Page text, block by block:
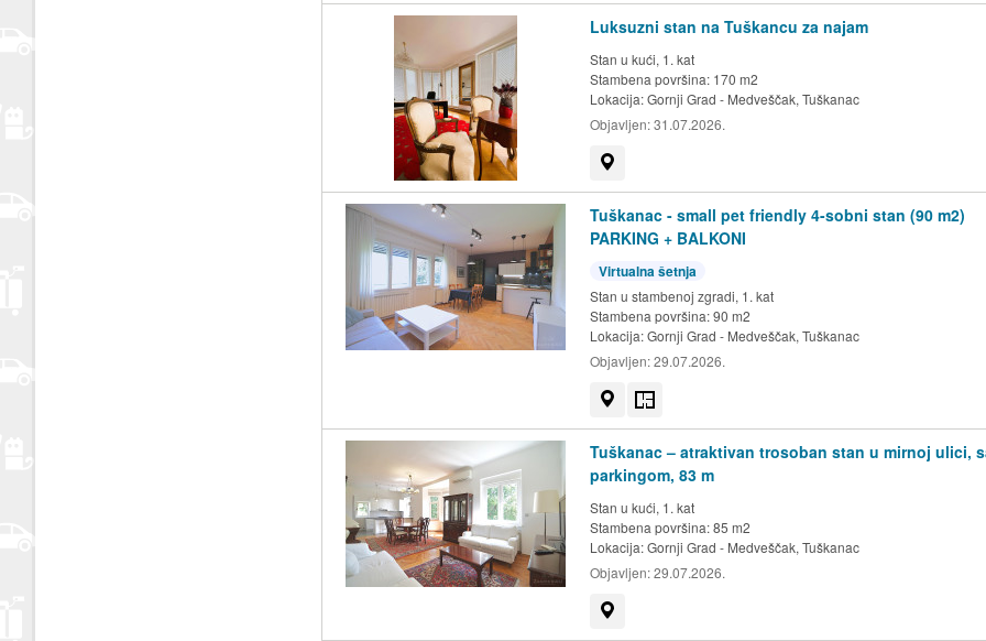
Luksuzni stan na Tuškancu za najam
Stan u kući, 1. kat
Stambena površina: 170 m2
Lokacija:Gornji Grad - Medveščak, Tuškanac
Objavljen:31.07.2026.
Tuškanac - small pet friendly 4-sobni stan (90 m2)
PARKING + BALKONI
Virtualna šetnja
Stan u stambenoj zgradi, 1. kat
Stambena površina: 90 m2
Lokacija:Gornji Grad - Medveščak, Tuškanac
Objavljen:29.07.2026.
Tuškanac – atraktivan trosoban stan u mirnoj ulici,
parkingom, 83 m
Stan u kući, 1. kat
Stambena površina: 85 m2
Lokacija:Gornji Grad - Medveščak, Tuškanac
Objavljen:29.07.2026.